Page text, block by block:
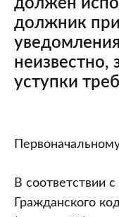
должен
должник
неизвестно,
уступки
Должник
денежному
В соответствии
Гражданского